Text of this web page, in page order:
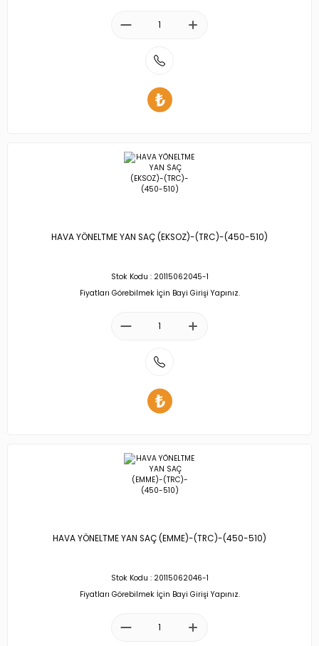
HAVA YÖNELTME YAN SAÇ (EKSOZ)-(TRC)-(450-510)
Stok Kodu : 20115062045-1
Fiyatları Görebilmek İçin Bayi Girişi Yapınız.
HAVA YÖNELTME YAN SAÇ (EMME)-(TRC)-(450-510)
Stok Kodu : 20115062046-1
Fiyatları Görebilmek İçin Bayi Girişi Yapınız.